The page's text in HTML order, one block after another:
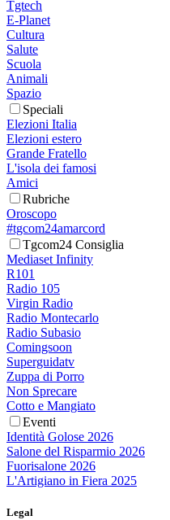
Tgtech
E-Planet
Cultura
Salute
Scuola
Animali
Spazio
Speciali
Elezioni Italia
Elezioni estero
Grande Fratello
L'isola dei famosi
Amici
Rubriche
Oroscopo
#tgcom24amarcord
Tgcom24 Consiglia
Mediaset Infinity
R101
Radio 105
Virgin Radio
Radio Montecarlo
Radio Subasio
Comingsoon
Superguidatv
Zuppa di Porro
Non Sprecare
Cotto e Mangiato
Eventi
Identità Golose 2026
Salone del Risparmio 2026
Fuorisalone 2026
L'Artigiano in Fiera 2025
Legal